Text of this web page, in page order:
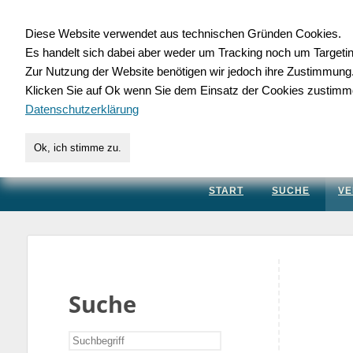
für Handwerk,
START SUCHE
Suche
Diese Website verwendet aus technischen Gründen Cookies.
Es handelt sich dabei aber weder um Tracking noch um
Zur Nutzung der Website benötigen wir jedoch ihre Zustimmung.
Klicken Sie auf Ok wenn Sie dem Einsatz der Cookies
Datenschutzerklärung
Ok, ich stimme zu.